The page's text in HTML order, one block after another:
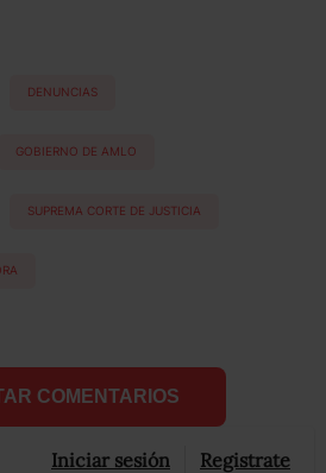
DENUNCIAS
GOBIERNO DE AMLO
SUPREMA CORTE DE JUSTICIA
COMENTARIOS
Iniciar sesión Registrate